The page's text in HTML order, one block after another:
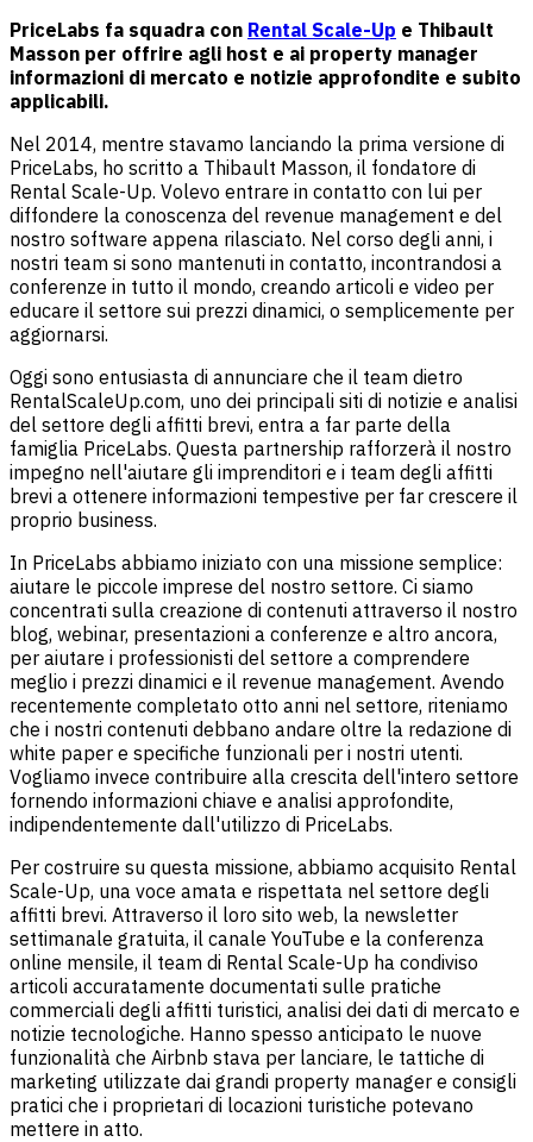
PriceLabs fa squadra con Rental Scale-Up e Thibault
Masson per offrire agli host e ai property manager
informazioni di mercato e notizie approfondite e subito
applicabili.
Nel 2014, mentre stavamo lanciando la prima versione di
PriceLabs, ho scritto a Thibault Masson, il fondatore di
Rental Scale-Up. Volevo entrare in contatto con lui per
diffondere la conoscenza del revenue management e del
nostro software appena rilasciato. Nel corso degli anni, i
nostri team si sono mantenuti in contatto, incontrandosi a
conferenze in tutto il mondo, creando articoli e video per
educare il settore sui prezzi dinamici, o semplicemente per
aggiornarsi.
Oggi sono entusiasta di annunciare che il team dietro
RentalScaleUp.com, uno dei principali siti di notizie e analisi
del settore degli affitti brevi, entra a far parte della
famiglia PriceLabs. Questa partnership rafforzerà il nostro
impegno nell'aiutare gli imprenditori e i team degli affitti
brevi a ottenere informazioni tempestive per far crescere il
proprio business.
In PriceLabs abbiamo iniziato con una missione semplice:
aiutare le piccole imprese del nostro settore. Ci siamo
concentrati sulla creazione di contenuti attraverso il nostro
blog, webinar, presentazioni a conferenze e altro ancora,
per aiutare i professionisti del settore a comprendere
meglio i prezzi dinamici e il revenue management. Avendo
recentemente completato otto anni nel settore, riteniamo
che i nostri contenuti debbano andare oltre la redazione di
white paper e specifiche funzionali per i nostri utenti.
Vogliamo invece contribuire alla crescita dell'intero settore
fornendo informazioni chiave e analisi approfondite,
indipendentemente dall'utilizzo di PriceLabs.
Per costruire su questa missione, abbiamo acquisito Rental
Scale-Up, una voce amata e rispettata nel settore degli
affitti brevi. Attraverso il loro sito web, la newsletter
settimanale gratuita, il canale YouTube e la conferenza
online mensile, il team di Rental Scale-Up ha condiviso
articoli accuratamente documentati sulle pratiche
commerciali degli affitti turistici, analisi dei dati di mercato e
notizie tecnologiche. Hanno spesso anticipato le nuove
funzionalità che Airbnb stava per lanciare, le tattiche di
marketing utilizzate dai grandi property manager e consigli
pratici che i proprietari di locazioni turistiche potevano
mettere in atto.